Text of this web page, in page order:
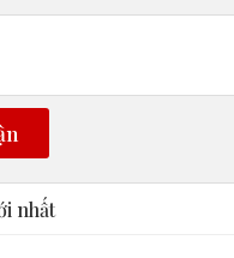
nhất